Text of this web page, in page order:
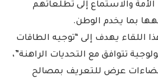
والاستماع إلى تطلعاتهم
بما يخدم الوطن.
اللقاء يهدف إلى “توجيه الطاقات
تتوافق مع التحديات الراهنة”،
عرض للتعريف بمصالح